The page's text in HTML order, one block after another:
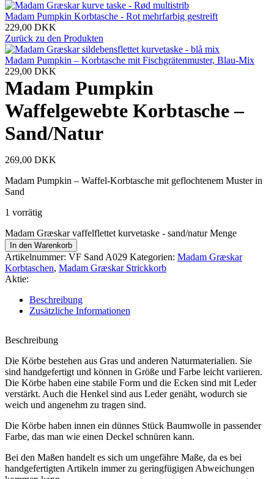
Madam Pumpkin Korbtasche - Rot mehrfarbig gestreift
229,00 DKK
Zurück zu den Produkten
Madam Pumpkin – Korbtasche mit Fischgrätenmuster, Blau-Mix
229,00 DKK
Madam Pumpkin
Waffelgewebte Korbtasche –
Sand/Natur
269,00 DKK
Madam Pumpkin – Waffel-Korbtasche mit geflochtenem Muster in
Sand
1 vorrätig
Madam Græskar vaffelflettet kurvetaske - sand/natur Menge
In den Warenkorb
Artikelnummer: VF Sand A029 Kategorien: Madam Græskar
Korbtaschen, Madam Græskar Strickkorb
Aktie:
Beschreibung
Zusätzliche Informationen
Beschreibung
Die Körbe bestehen aus Gras und anderen Naturmaterialien. Sie
sind handgefertigt und können in Größe und Farbe leicht variieren.
Die Körbe haben eine stabile Form und die Ecken sind mit Leder
verstärkt. Auch die Henkel sind aus Leder genäht, wodurch sie
weich und angenehm zu tragen sind.
Die Körbe haben innen ein dünnes Stück Baumwolle in passender
Farbe, das man wie einen Deckel schnüren kann.
Bei den Maßen handelt es sich um ungefähre Maße, da es bei
handgefertigten Artikeln immer zu geringfügigen Abweichungen